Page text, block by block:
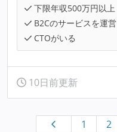
下限年収500万円以上
B2Cのサービスを運営
CTOがいる
10日前更新
1 2